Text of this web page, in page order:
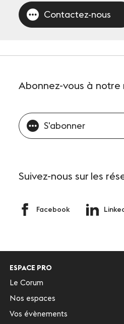
Contactez-nous
Abonnez-vous à notre
S'abonner
Suivez-nous sur les
Facebook
ESPACE PRO
Le Corum
Nos espaces
Vos évènements